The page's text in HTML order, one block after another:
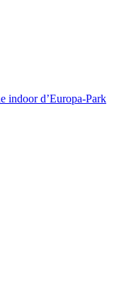
indoor d’Europa-Park